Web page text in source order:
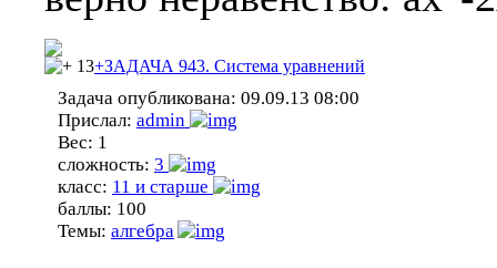
13+ЗАДАЧА 943. Система уравнений
Задача опубликована: 09.09.13 08:00
Прислал: admin
Вес: 1
сложность: 3
класс: 11 и старше
баллы: 100
Темы: алгебра